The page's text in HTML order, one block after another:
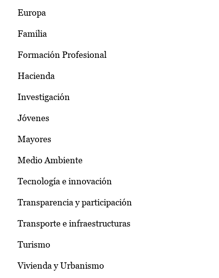
Europa
Familia
Formación Profesional
Hacienda
Investigación
Jóvenes
Mayores
Medio Ambiente
Tecnología e innovación
Transparencia y participación
Transporte e infraestructuras
Turismo
Vivienda y Urbanismo